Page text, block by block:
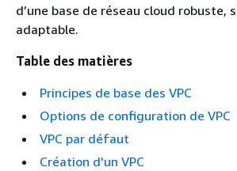
d’une base de réseau cloud robuste,
adaptable.
Table des matières
Principes de base des VPC
Options de configuration de VPC
VPC par défaut
Création d'un VPC